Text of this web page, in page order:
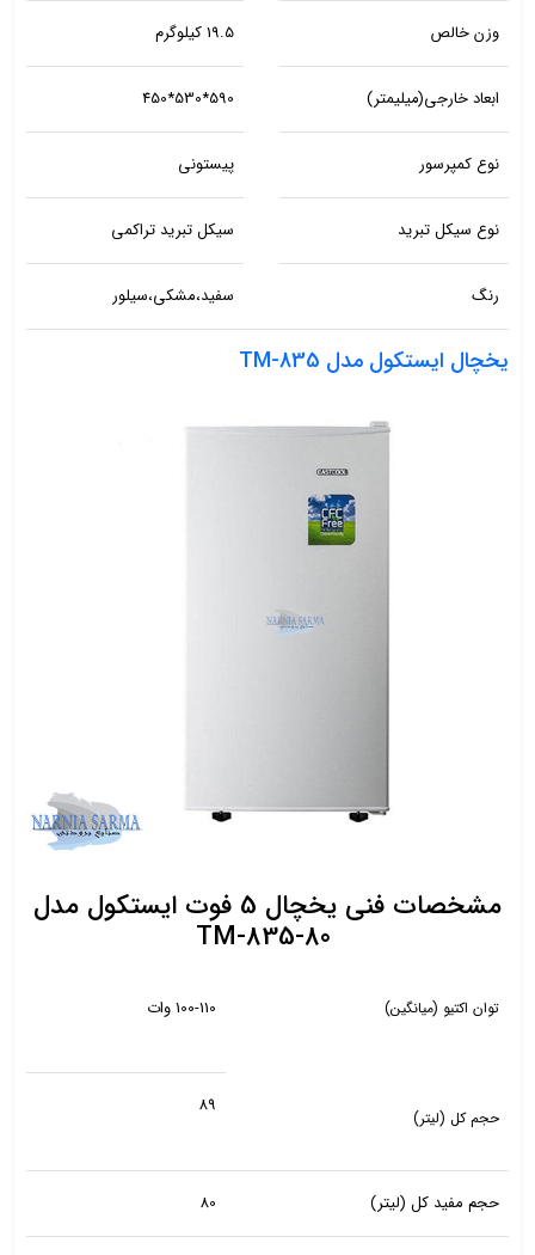
وزن خالص 19.5 کیلوگرم
ابعاد خارجی(میلیمتر) 590*530*450
نوع کمپرسور پیستونی
نوع سیکل تبرید سیکل تبرید تراکمی
رنگ سفید،مشکی،سیلور
یخچال ایستکول مدل TM-835
مشخصات فنی یخچال 5 فوت ایستکول مدل
توان اکتیو (میانگین)
حجم کل (لیتر)
100-110 وات
89
حجم مفید کل (لیتر) 80